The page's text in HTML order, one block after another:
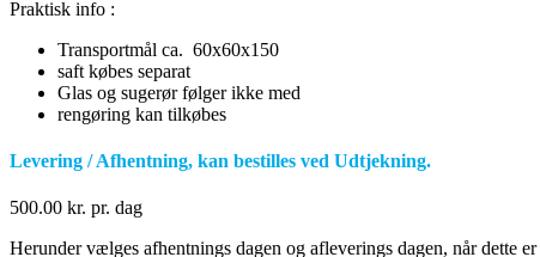
Praktisk info :
Transportmål ca. 60x60x150
saft købes separat
Glas og sugerør følger ikke med
rengøring kan tilkøbes
Levering / Afhentning, kan bestilles ved Udtjekning.
500.00 kr. pr. dag
Herunder vælges afhentnings dagen og afleverings dagen, når dette